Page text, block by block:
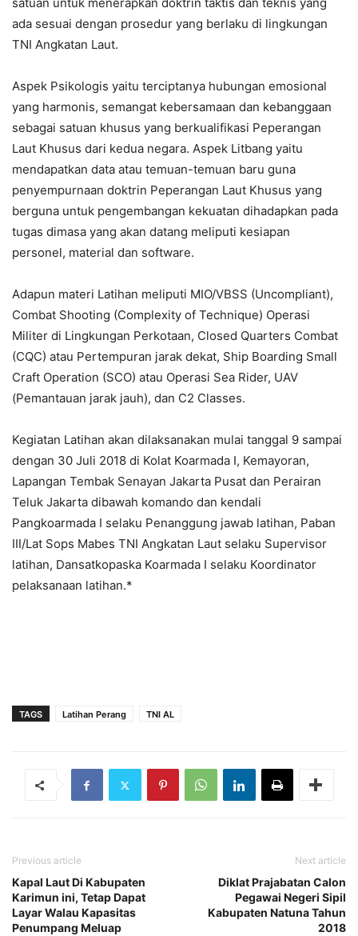
ada sesuai dengan prosedur yang berlaku di lingkungan
TNI Angkatan Laut.
Aspek Psikologis yaitu terciptanya hubungan emosional
yang harmonis, semangat kebersamaan dan kebanggaan
sebagai satuan khusus yang berkualifikasi Peperangan
Laut Khusus dari kedua negara. Aspek Litbang yaitu
mendapatkan data atau temuan-temuan baru guna
penyempurnaan doktrin Peperangan Laut Khusus yang
berguna untuk pengembangan kekuatan dihadapkan pada
tugas dimasa yang akan datang meliputi kesiapan
personel, material dan software.
Adapun materi Latihan meliputi MIO/VBSS (Uncompliant),
Combat Shooting (Complexity of Technique) Operasi
Militer di Lingkungan Perkotaan, Closed Quarters Combat
(CQC) atau Pertempuran jarak dekat, Ship Boarding Small
Craft Operation (SCO) atau Operasi Sea Rider, UAV
(Pemantauan jarak jauh), dan C2 Classes.
Kegiatan Latihan akan dilaksanakan mulai tanggal 9 sampai
dengan 30 Juli 2018 di Kolat Koarmada I, Kemayoran,
Lapangan Tembak Senayan Jakarta Pusat dan Perairan
Teluk Jakarta dibawah komando dan kendali
Pangkoarmada I selaku Penanggung jawab latihan, Paban
III/Lat Sops Mabes TNI Angkatan Laut selaku Supervisor
latihan, Dansatkopaska Koarmada I selaku Koordinator
pelaksanaan latihan.*
TAGS Latihan Perang TNI AL
Previous article
Kapal Laut Di Kabupaten
Karimun ini, Tetap Dapat
Layar Walau Kapasitas
Penumpang Meluap
Next article
Diklat Prajabatan Calon
Pegawai Negeri Sipil
Kabupaten Natuna Tahun
2018